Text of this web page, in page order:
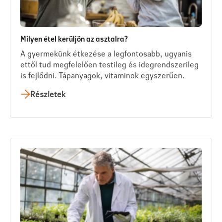
Milyen étel kerüljön az asztalra?
A gyermekünk étkezése a legfontosabb, ugyanis
ettől tud megfelelően testileg és idegrendszerileg
is fejlődni. Tápanyagok, vitaminok egyszerűen.
Részletek